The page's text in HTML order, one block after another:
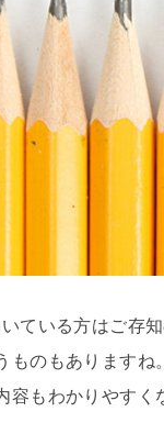
ている方はご存
ものもありますね
容もわかりやす